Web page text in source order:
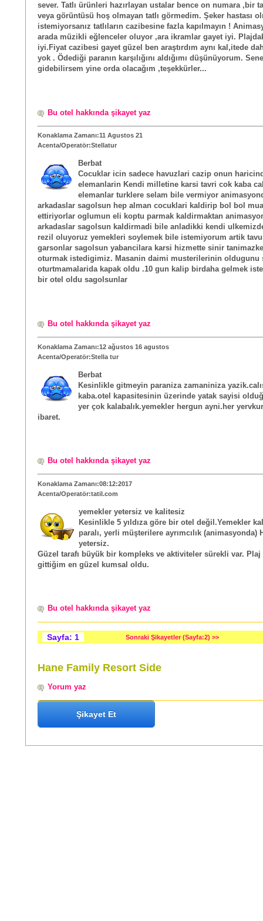
sever. Tatlı ürünleri hazırlayan ustalar bence on numara ,bir
veya görüntüsü hoş olmayan tatlı görmedim. Şeker hastası
istemiyorsanız tatlıların cazibesine fazla kapılmayın !
arada müzikli eğlenceler oluyor ,ara ikramlar gayet iyi.
iyi.Fiyat cazibesi gayet güzel ben araştırdım aynı kal,itede
yok . Ödediği paranın karşılığını aldığımı düşünüyorum.
gidebilirsem yine orda olacağım ,teşekkürler...
Bu otel hakkında şikayet yaz
Konaklama Zamanı:11 Agustos 21
Acenta/Operatör:Stellatur
Berbat
Cocuklar icin sadece havuzlari cazip onun
elemanlarin Kendi milletine karsi tavri cok kaba
elemanlar turklere selam bile vermiyor
arkadaslar sagolsun hep alman cocuklari kaldirip bol bol
ettiriyorlar oglumun eli koptu parmak kaldirmaktan
arkadaslar sagolsun kaldirmadi bile anladikki kendi
rezil oluyoruz yemekleri soylemek bile istemiyorum artik
garsonlar sagolsun yabancilara karsi hizmette sinir
oturmak istedigimiz. Masanin daimi musterilerinin oldugunu
oturtmamalarida kapak oldu .10 gun kalip birdaha gelmek
bir otel oldu sagolsunlar
Bu otel hakkında şikayet yaz
Konaklama Zamanı:12 ağustos 16 agustos
Acenta/Operatör:Stella tur
Berbat
Kesinlikle gitmeyin paraniza zamaniniza
kaba.otel kapasitesinin üzerinde yatak sayisi
yer çok kalabalık.yemekler hergun ayni.her
ibaret.
Bu otel hakkında şikayet yaz
Konaklama Zamanı:08:12:2017
Acenta/Operatör:tatil.com
yemekler yetersiz ve kalitesiz
Kesinlikle 5 yıldıza göre bir otel değil.Yemekler
paralı, yerli müşterilere ayrımcılık (animasyonda)
yetersiz.
Güzel tarafı büyük bir kompleks ve aktiviteler sürekli var. Plaj
gittiğim en güzel kumsal oldu.
Bu otel hakkında şikayet yaz
Sayfa: 1 Sonraki Şikayetler (Sayfa:2) >>
Hane Family Resort Side
Yorum yaz
Şikayet Et